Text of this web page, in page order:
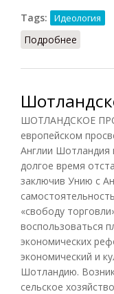
Tags:
Идеология
Подробнее
ШОТЛАНДСКОЕ
европейском
Англии Шотландия
долгое время
заключив Унию с
«свободу
воспользоваться
экономических
экономический и
Шотландию.
сельское